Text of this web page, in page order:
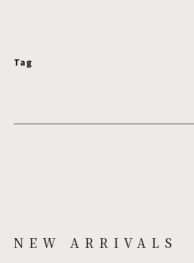
Tag
NEW ARRIVALS